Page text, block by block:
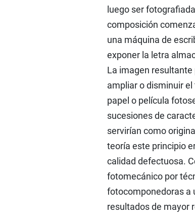
luego ser
composición
una máquina de
exponer la letra
La imagen
ampliar o disminuir
papel o película
sucesiones de
servirían como
teoría este principio
calidad defectuosa.
fotomecánico por
fotocomponedoras a
resultados de mayor